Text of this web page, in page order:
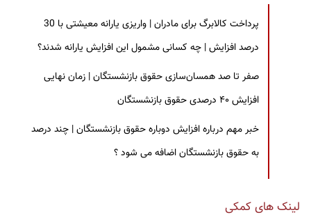
پرداخت کالابرگ برای مادران | واریزی یارانه معیشتی با 30
درصد افزایش | چه کسانی مشمول این افزایش یارانه شدند؟
صفر تا صد همسان‌سازی حقوق بازنشستگان | زمان نهایی
افزایش ۴۰ درصدی حقوق بازنشستگان
خبر مهم درباره افزایش دوباره حقوق بازنشستگان | چند درصد
به حقوق بازنشستگان اضافه می شود ؟
لینک های کمکی